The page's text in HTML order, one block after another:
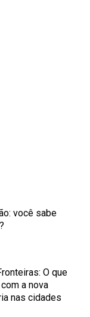
você sabe
O que
a nova
nas cidades